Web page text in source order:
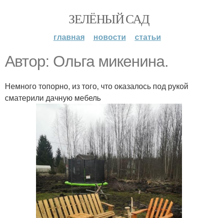
ЗЕЛЁНЫЙ САД
главная новости статьи
Автор: Ольга микенина.
Немного топорно, из того, что оказалось под рукой
сматерили дачную мебель